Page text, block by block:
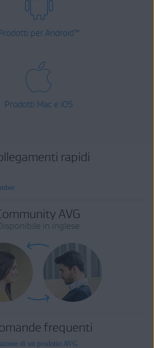
per Android™
Prodotti Mac e iOS
rapidi
AVG
in inglese
frequenti
di un prodotto AVG